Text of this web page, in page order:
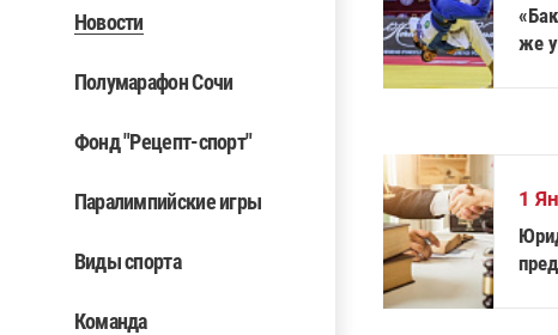
Новости
Полумарафон Сочи
Фонд "Рецепт-спорт"
Паралимпийские игры
Виды спорта
Команда
же
1